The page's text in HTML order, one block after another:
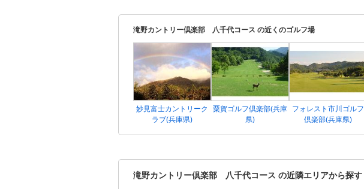
滝野カントリー倶楽部 八千代コース の近くのゴルフ場
妙見富士カントリーク
ラブ(兵庫県)
粟賀ゴルフ倶楽部(兵庫
県)
フォレスト市川ゴルフ
倶楽部(兵庫県)
滝野カントリー倶楽部 八千代コース の近隣エリアから探す